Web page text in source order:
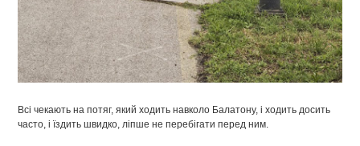
Всі чекають на потяг, який ходить навколо Балатону, і ходить досить
часто, і їздить швидко, ліпше не перебігати перед ним.